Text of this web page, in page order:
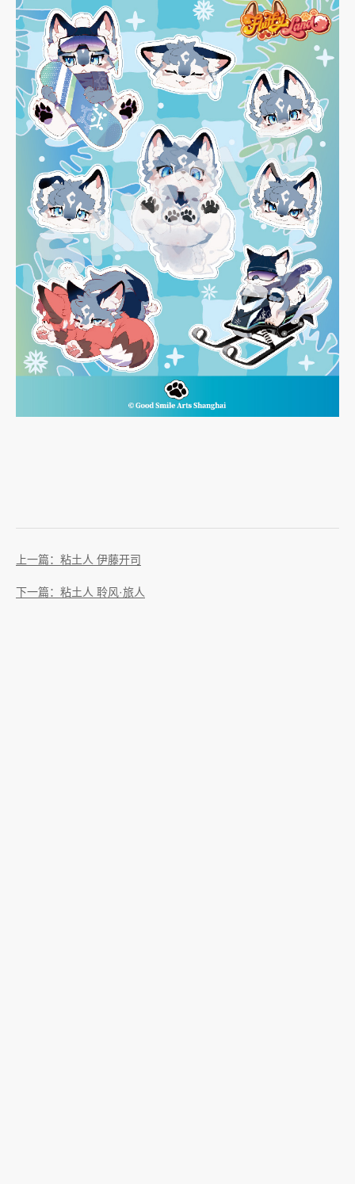
上一篇：粘土人 伊藤开司
下一篇：粘土人 聆风·旅人